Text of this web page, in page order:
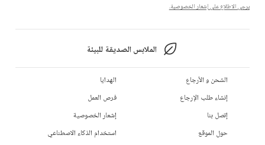
يرجى الاطلاع على إشعار الخصوصية.
الملابس الصديقة للبيئة
الشحن و الأرجاع
إنشاء طلب الإرجاع
إتصل بنا
حول الموقع
الهدايا
فرص العمل
إشعار الخصوصية
استخدام الذكاء الاصطناعي